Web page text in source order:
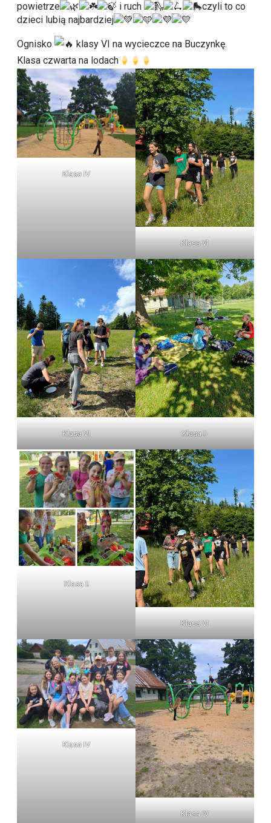
powietrze
i ruch
czyli to co
dzieci lubią najbardziej
Ognisko
klasy VI na wycieczce na Buczynkę.
Klasa czwarta na lodach
Klasa IV
Klasa VI
Klasa VI Klasa II
Klasa II
Klasa VI
Klasa IV
Klasa IV